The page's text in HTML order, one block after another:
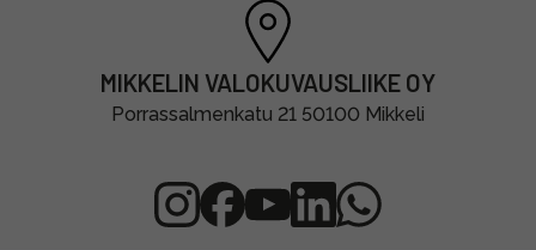
MIKKELIN VALOKUVAUSLIIKE OY
Porrassalmenkatu 21 50100 Mikkeli